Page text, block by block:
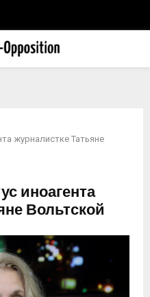
журналистке Татьяне
иноагента
Вольтской